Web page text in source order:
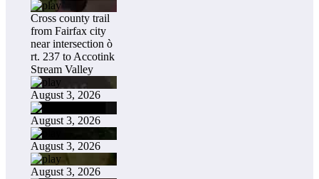
Cross county trail
from Fairfax city
near intersection ò
rt. 237 to Accotink
Stream Valley
August 3, 2026
August 3, 2026
August 3, 2026
August 3, 2026